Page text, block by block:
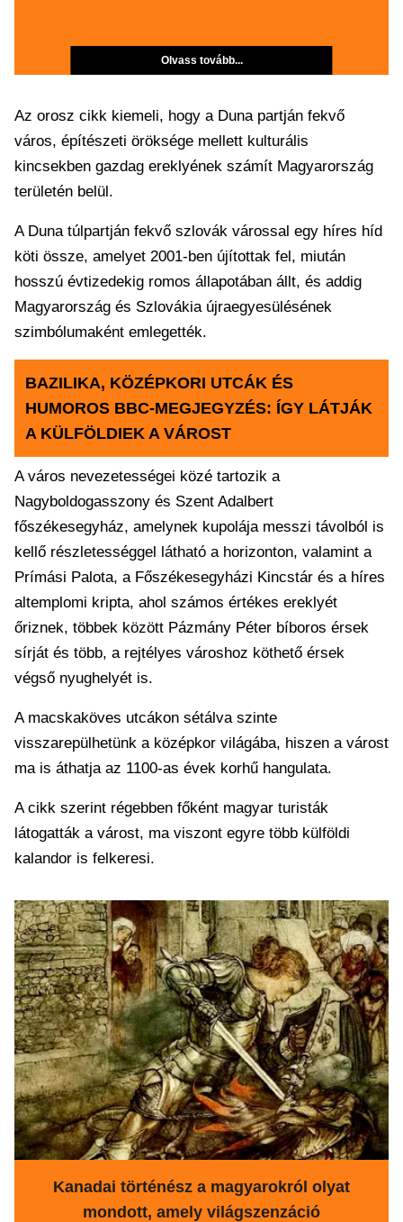
Olvass tovább...
Az orosz cikk kiemeli, hogy a Duna partján fekvő
város, építészeti öröksége mellett kulturális
kincsekben gazdag ereklyének számít Magyarország
területén belül.
A Duna túlpartján fekvő szlovák várossal egy híres híd
köti össze, amelyet 2001-ben újítottak fel, miután
hosszú évtizedekig romos állapotában állt, és addig
Magyarország és Szlovákia újraegyesülésének
szimbólumaként emlegették.
BAZILIKA, KÖZÉPKORI UTCÁK ÉS
HUMOROS BBC-MEGJEGYZÉS: ÍGY LÁTJÁK
A KÜLFÖLDIEK A VÁROST
A város nevezetességei közé tartozik a
Nagyboldogasszony és Szent Adalbert
főszékesegyház, amelynek kupolája messzi távolból is
kellő részletességgel látható a horizonton, valamint a
Prímási Palota, a Főszékesegyházi Kincstár és a híres
altemplomi kripta, ahol számos értékes ereklyét
őriznek, többek között Pázmány Péter bíboros érsek
sírját és több, a rejtélyes városhoz köthető érsek
végső nyughelyét is.
A macskaköves utcákon sétálva szinte
visszarepülhetünk a középkor világába, hiszen a várost
ma is áthatja az 1100-as évek korhű hangulata.
A cikk szerint régebben főként magyar turisták
látogatták a várost, ma viszont egyre több külföldi
kalandor is felkeresi.
Kanadai történész a magyarokról olyat
mondott, amely világszenzáció